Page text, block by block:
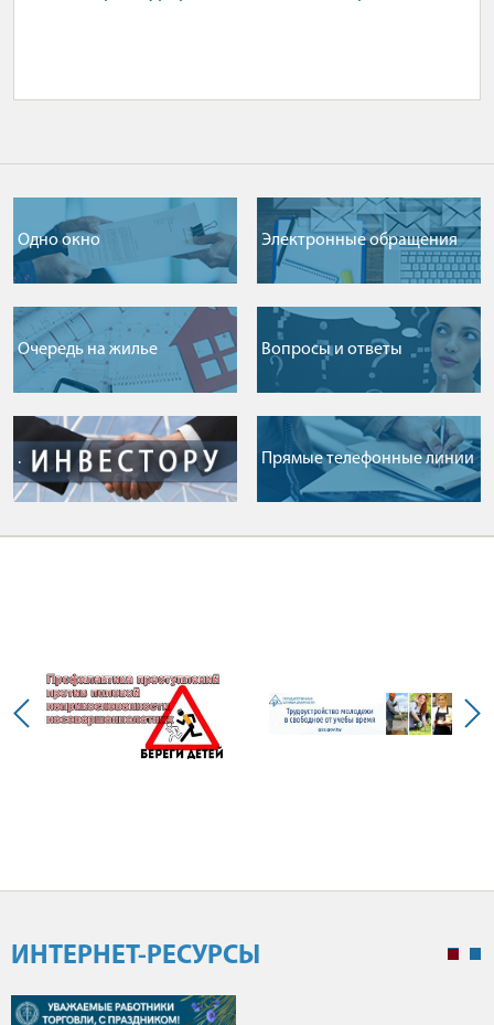
Одно окно Электронные обращения
Очередь на жилье Вопросы и ответы
. Прямые телефонные линии
ИНТЕРНЕТ-РЕСУРСЫ